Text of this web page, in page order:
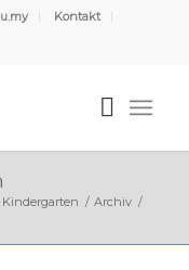
Kontakt
/ Archiv /